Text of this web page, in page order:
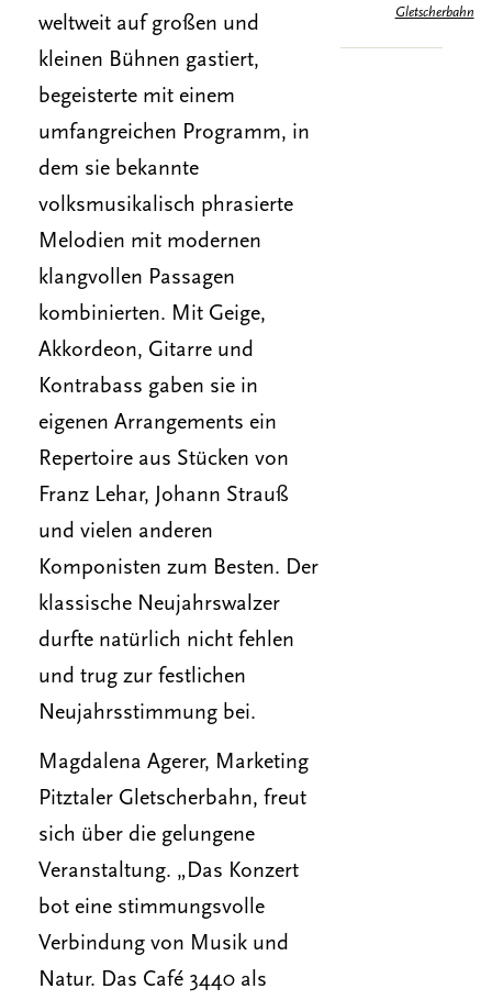
weltweit auf großen und
kleinen Bühnen gastiert,
begeisterte mit einem
umfangreichen Programm, in
dem sie bekannte
volksmusikalisch phrasierte
Melodien mit modernen
klangvollen Passagen
kombinierten. Mit Geige,
Akkordeon, Gitarre und
Kontrabass gaben sie in
eigenen Arrangements ein
Repertoire aus Stücken von
Franz Lehar, Johann Strauß
und vielen anderen
Komponisten zum Besten. Der
klassische Neujahrswalzer
durfte natürlich nicht fehlen
und trug zur festlichen
Neujahrsstimmung bei.
Magdalena Agerer, Marketing
Pitztaler Gletscherbahn, freut
sich über die gelungene
Veranstaltung. „Das Konzert
bot eine stimmungsvolle
Verbindung von Musik und
Natur. Das Café 3440 als
Gletscherbahn